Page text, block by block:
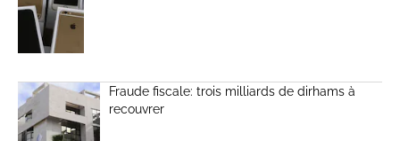
Fraude fiscale: trois milliards de dirhams à
recouvrer